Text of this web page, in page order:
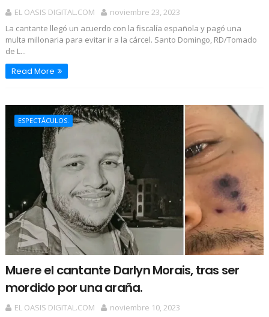
EL OASIS DIGITAL.COM
noviembre 23, 2023
La cantante llegó un acuerdo con la fiscalía española y pagó una
multa millonaria para evitar ir a la cárcel. Santo Domingo, RD/Tomado
de L...
Read More
ESPECTÁCULOS.
Muere el cantante Darlyn Morais, tras ser
mordido por una araña.
EL OASIS DIGITAL.COM
noviembre 10, 2023